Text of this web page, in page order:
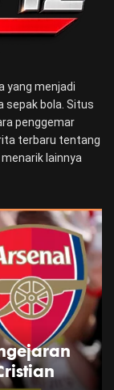
yang menjadi
bola. Situs
penggemar
terbaru tentang
lainnya